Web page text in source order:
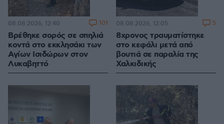
Βρέθηκε σορός σε σπηλιά
κοντά στο εκκλησάκι των
Αγίων Ισιδώρων στον
Λυκαβηττό
08.08.2026, 12:40 101
8χρονος τραυματίστηκε
στο κεφάλι μετά από
βουτιά σε παραλία της
Χαλκιδικής
08.08.2026, 12:05 5